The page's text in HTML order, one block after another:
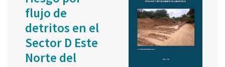
flujo de
detritos en el
Sector D Este
Norte del